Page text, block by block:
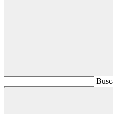
Buscar